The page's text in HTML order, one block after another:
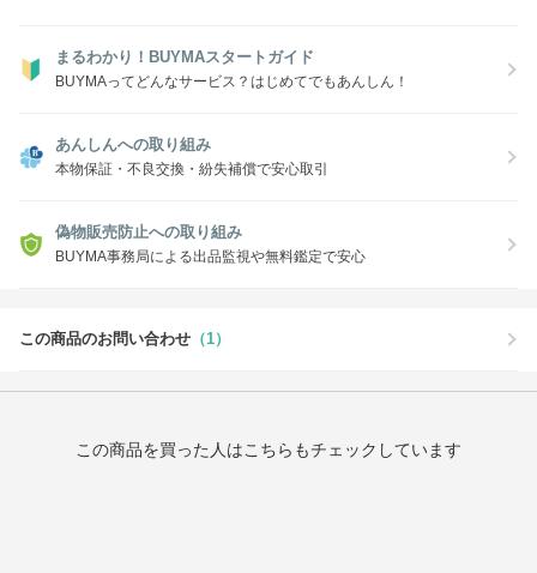
まるわかり！BUYMAスタートガイド
BUYMAってどんなサービス？はじめてでもあんしん！
あんしんへの取り組み
本物保証・不良交換・紛失補償で安心取引
偽物販売防止への取り組み
BUYMA事務局による出品監視や無料鑑定で安心
この商品のお問い合わせ （1）
この商品を買った人はこちらもチェックしています